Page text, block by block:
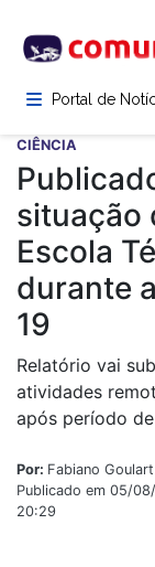
para
conteúdoPortal de
CIÊNCIA
situação
Escola
durante
19
Relatório vai
atividades
após período
Por: Fabiano Goulart
Publicado em 05/
20:29